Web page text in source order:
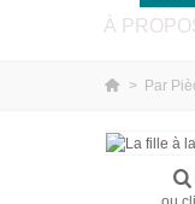
À
> Par